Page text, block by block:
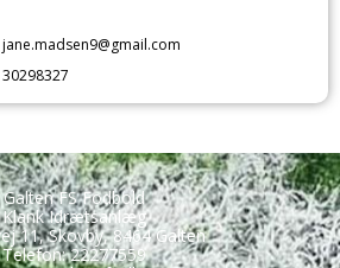
jane.madsen9@gmail.com
30298327
Galten FS Fodbold
Klank Idrætsanlæg
11, Skovby, 8464 Galten
Telefon: 22277559